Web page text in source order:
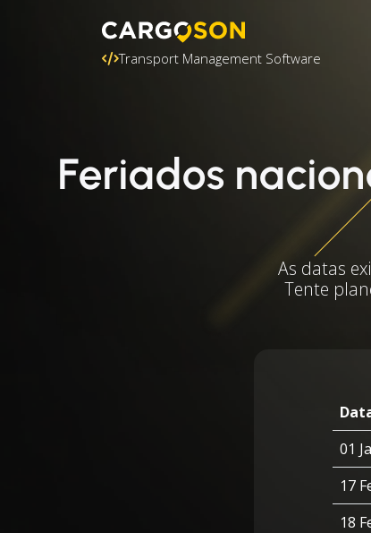
Transport Management Software
Feriados
As datas
Tente
01
17
18